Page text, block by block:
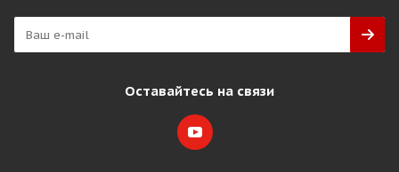
Оставайтесь на связи